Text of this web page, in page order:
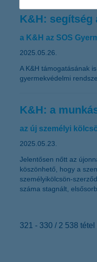
K&H: segítség
a K&H az SOS
2025.05.26.
A K&H támogatásának
gyermekvédelmi
K&H: a
az új személyi
2025.05.23.
Jelentősen nőtt az
köszönhető, hogy a
személyikölcsön-
száma stagnált,
321 - 330 / 2 538